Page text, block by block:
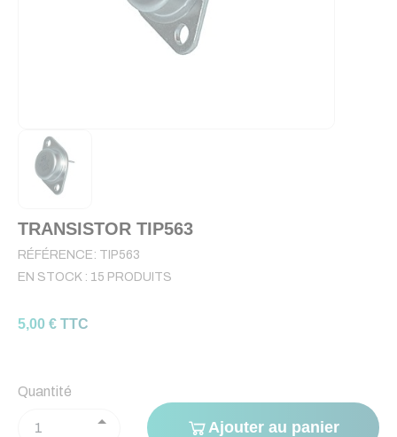
TRANSISTOR TIP563
RÉFÉRENCE: TIP563
EN STOCK : 15 PRODUITS
5,00 € TTC
Quantité
Ajouter au panier